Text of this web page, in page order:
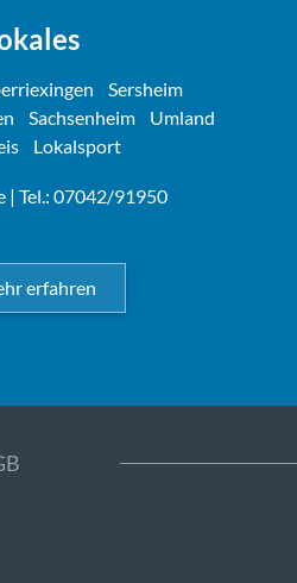
Sersheim
Sachsenheim
Umland
Lokalsport
| Tel.: 07042/91950
erfahren